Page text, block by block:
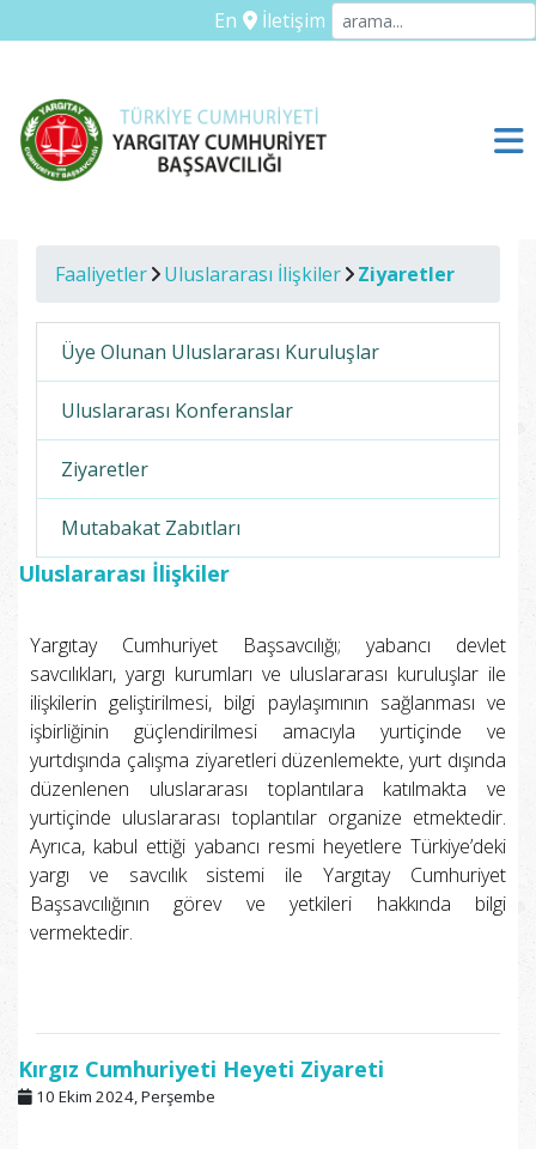
En İletişim
Faaliyetler Uluslararası İlişkiler Ziyaretler
Üye Olunan Uluslararası Kuruluşlar
Uluslararası Konferanslar
Ziyaretler
Mutabakat Zabıtları
Uluslararası İlişkiler
Yargıtay Cumhuriyet Başsavcılığı; yabancı devlet
savcılıkları, yargı kurumları ve uluslararası kuruluşlar ile
ilişkilerin geliştirilmesi, bilgi paylaşımının sağlanması ve
işbirliğinin güçlendirilmesi amacıyla yurtiçinde ve
yurtdışında çalışma ziyaretleri düzenlemekte, yurt dışında
düzenlenen uluslararası toplantılara katılmakta ve
yurtiçinde uluslararası toplantılar organize etmektedir.
Ayrıca, kabul ettiği yabancı resmi heyetlere Türkiye’deki
yargı ve savcılık sistemi ile Yargıtay Cumhuriyet
Başsavcılığının görev ve yetkileri hakkında bilgi
vermektedir.
Kırgız Cumhuriyeti Heyeti Ziyareti
10 Ekim 2024, Perşembe